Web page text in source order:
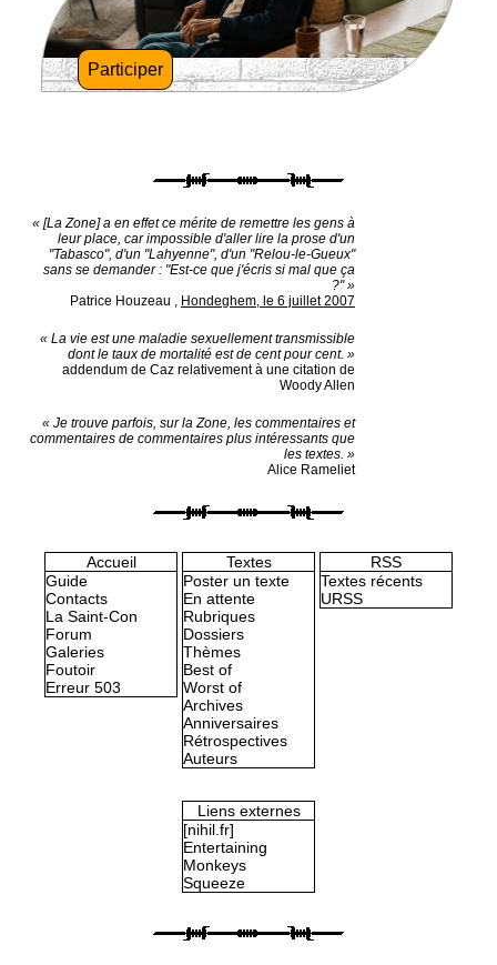
Participer
« [La Zone] a en effet ce mérite de remettre les gens à
leur place, car impossible d'aller lire la prose d'un
"Tabasco", d'un "Lahyenne", d'un "Relou-le-Gueux"
sans se demander : "Est-ce que j'écris si mal que ça
?" »
Patrice Houzeau , Hondeghem, le 6 juillet 2007
« La vie est une maladie sexuellement transmissible
dont le taux de mortalité est de cent pour cent. »
addendum de Caz relativement à une citation de
Woody Allen
« Je trouve parfois, sur la Zone, les commentaires et
commentaires de commentaires plus intéressants que
les textes. »
Alice Rameliet
Accueil
Guide
Contacts
La Saint-Con
Forum
Galeries
Foutoir
Erreur 503
Textes
Poster un texte
En attente
Rubriques
Dossiers
Thèmes
Best of
Worst of
Archives
Anniversaires
Rétrospectives
Auteurs
RSS
Textes récents
URSS
Liens externes
[nihil.fr]
Entertaining
Monkeys
Squeeze